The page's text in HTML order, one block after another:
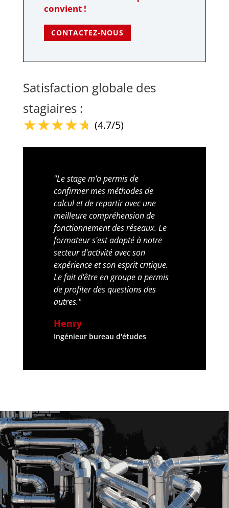
convient !
CONTACTEZ-NOUS
☆☆☆☆☆ (4.7/5)
Satisfaction globale des
stagiaires :
"Le stage m'a permis de
confirmer mes méthodes de
calcul et de repartir avec une
meilleure compréhension de
fonctionnement des réseaux. Le
formateur s'est adapté à notre
secteur d'activité avec son
expérience et son esprit critique.
Le fait d'être en groupe a permis
de profiter des questions des
autres."
Henry
Ingénieur bureau d'études